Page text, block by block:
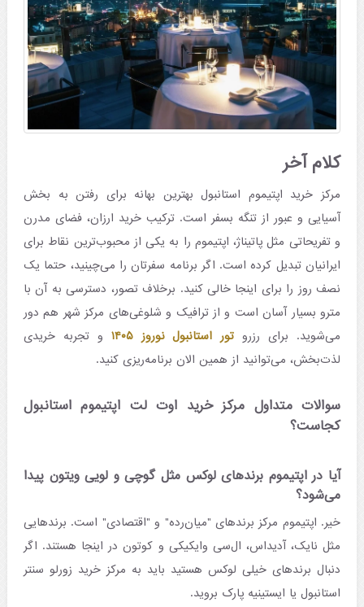
کلام آخر
مرکز خرید اپتیموم استانبول بهترین بهانه برای رفتن به بخش
آسیایی و عبور از تنگه بسفر است. ترکیب خرید ارزان، فضای مدرن
و تفریحاتی مثل پاتیناژ، اپتیموم را به یکی از محبوب‌ترین نقاط برای
ایرانیان تبدیل کرده است. اگر برنامه سفرتان را می‌چینید، حتما یک
نصف روز را برای اینجا خالی کنید. برخلاف تصور، دسترسی به آن با
مترو بسیار آسان است و از ترافیک و شلوغی‌های مرکز شهر هم دور
می‌شوید. برای رزرو تور استانبول نوروز ۱۴۰۵
و تجربه خریدی
لذت‌بخش، می‌توانید از همین الان برنامه‌ریزی کنید.
سوالات متداول مرکز خرید اوت لت اپتیموم استانبول
کجاست؟
آیا در اپتیموم برندهای لوکس مثل گوچی و لویی ویتون پیدا
می‌شود؟
خیر. اپتیموم مرکز برندهای "میان‌رده" و "اقتصادی" است. برندهایی
مثل نایک، آدیداس، ال‌سی وایکیکی و کوتون در اینجا هستند. اگر
دنبال برندهای خیلی لوکس هستید باید به مرکز خرید زورلو سنتر
استانبول یا ایستینیه پارک بروید.